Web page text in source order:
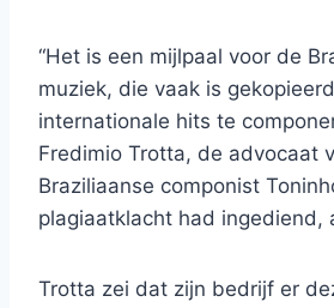
“Het is een mijlpaal voor de
muziek, die vaak is
internationale hits te
Fredimio Trotta, de advocaat
Braziliaanse componist
plagiaatklacht had ingediend,
Trotta zei dat zijn bedrijf er